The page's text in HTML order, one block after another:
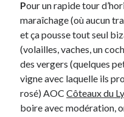
Engagé
Geek
Green
Humeur
Lectures
Lyon
Lyon à Livre Ouvert
Pour un rapide tour
maraîchage (où aucun
et ça pousse tout seul
(volailles, vaches, un
des vergers (quelques
vigne avec laquelle ils
rosé) AOCCôteaux du
boire avec modération,